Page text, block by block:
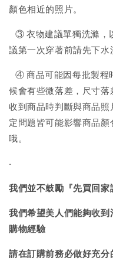
顏色相近的照片。
③ 衣物建議單獨洗滌，
議第一次穿著前請先下
④ 商品可能因每批製程
候會有些微落差，尺寸
收到商品時判斷與商品
定問題皆可能影響商品
哦。
-
我們並不鼓勵『先買回
我們希望美人們能夠收
購物經驗
請在訂購前務必做好充